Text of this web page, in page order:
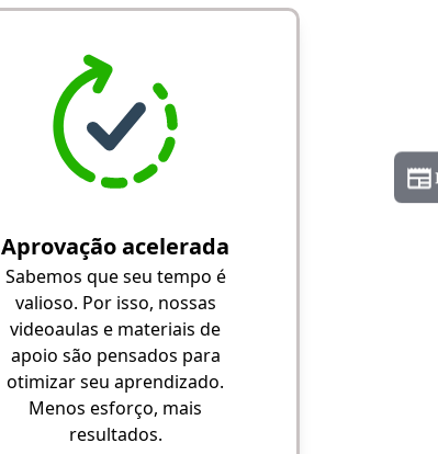
Aprovação acelerada
Sabemos que seu tempo é
valioso. Por isso, nossas
videoaulas e materiais de
apoio são pensados para
otimizar seu aprendizado.
Menos esforço, mais
resultados.